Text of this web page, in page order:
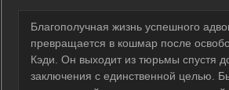
Благополучная жизнь успешного
превращается в кошмар после
Кэди. Он выходит из тюрьмы спустя
заключения с единственной целью.